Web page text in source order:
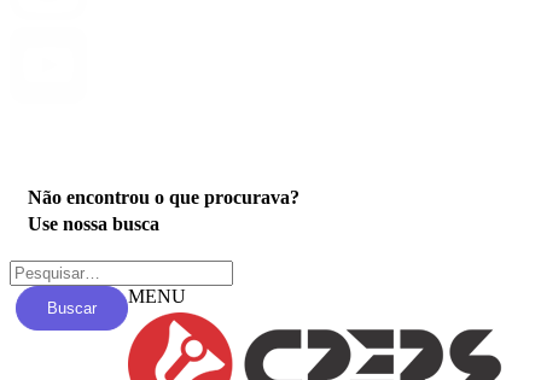
Não encontrou o que procurava?
Use nossa busca
Buscar
MENU